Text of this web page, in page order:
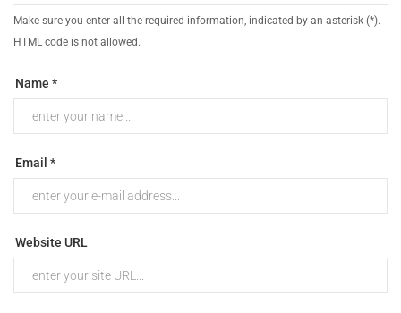
Make sure you enter all the required information, indicated by an asterisk (*).
HTML code is not allowed.
Name *
Email *
Website URL